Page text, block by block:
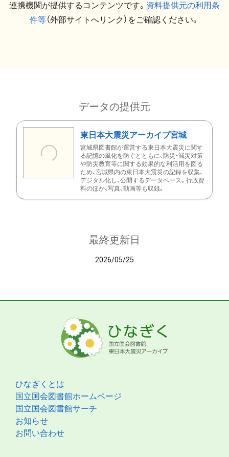
連携機関が提供するコンテンツです。 資料提供元の利用条
件等（外部サイトへリンク）をご確認ください。
データの提供元
東日本大震災アーカイブ宮城
宮城県図書館が運営する東日本大震災に関す
る記憶の風化を防ぐとともに、防災・減災対策
や防災教育等に関する効果的な利活用を図る
ため、宮城県内の東日本大震災の記録を収集、
デジタル化し、公開するデータベース。行政資
料のほか、写真、動画等も収録。
最終更新日
2026/05/25
ひなぎくとは
国立国会図書館ホームページ
国立国会図書館サーチ
お知らせ
お問い合わせ